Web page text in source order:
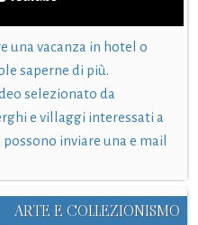
una vacanza in hotel o
saperne di più.
selezionato da
e villaggi interessati a
inviare una e mail
ARTE E COLLEZIONISMO